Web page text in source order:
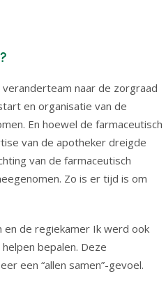
naar de zorgraad
en organisatie van de
En hoewel de farmaceutisch
van de apotheker dreigde
van de farmaceutisch
Zo is er tijd is om
en de regiekamer Ik werd ook
bepalen. Deze
een “allen samen”-gevoel.